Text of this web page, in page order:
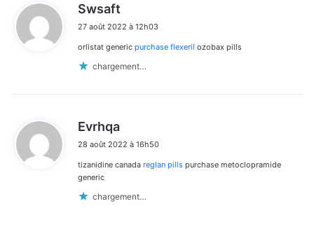
Swsaft
t
27 août 2022 à 12h03
orlistat generic purchase flexeril ozobax pills
chargement…
Evrhqa
t
28 août 2022 à 16h50
tizanidine canada reglan pills purchase metoclopramide
generic
chargement…